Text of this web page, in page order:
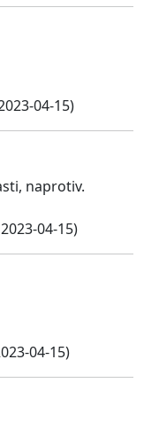
04-15)
naprotiv.
04-15)
04-15)